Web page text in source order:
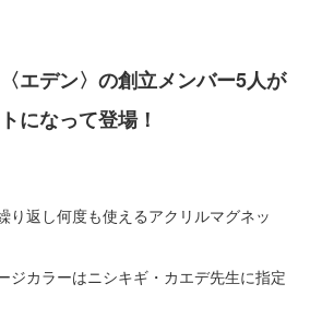
エデン〉の創立メンバー5人が
になって登場！
り返し何度も使えるアクリルマグネッ
ジカラーはニシキギ・カエデ先生に指定